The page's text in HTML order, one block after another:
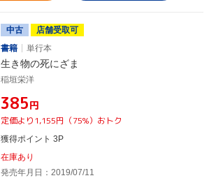
中古
店舗受取可
書籍
単行本
生き物の死にざま
稲垣栄洋
¥385円
定価より1,155円（75%）おトク
獲得ポイント 3P
在庫あり
発売年月日：2019/07/11